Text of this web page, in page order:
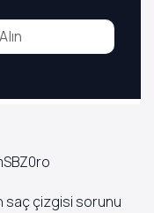
saç çizgisi sorunu